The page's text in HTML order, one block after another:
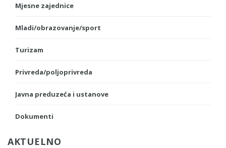
Mjesne zajednice
Mladi/obrazovanje/sport
Turizam
Privreda/poljoprivreda
Javna preduzeća i ustanove
Dokumenti
AKTUELNO